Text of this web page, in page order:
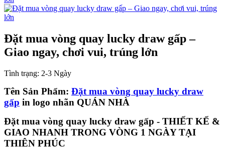
Đặt mua vòng quay lucky draw gấp –
Giao ngay, chơi vui, trúng lớn
Tình trạng: 2-3 Ngày
Tên Sản Phẩm: Đặt mua vòng quay lucky draw
gấp in logo nhãn QUÁN NHÀ
Đặt mua vòng quay lucky draw gấp - THIẾT KẾ &
GIAO NHANH TRONG VÒNG 1 NGÀY TẠI
THIÊN PHÚC